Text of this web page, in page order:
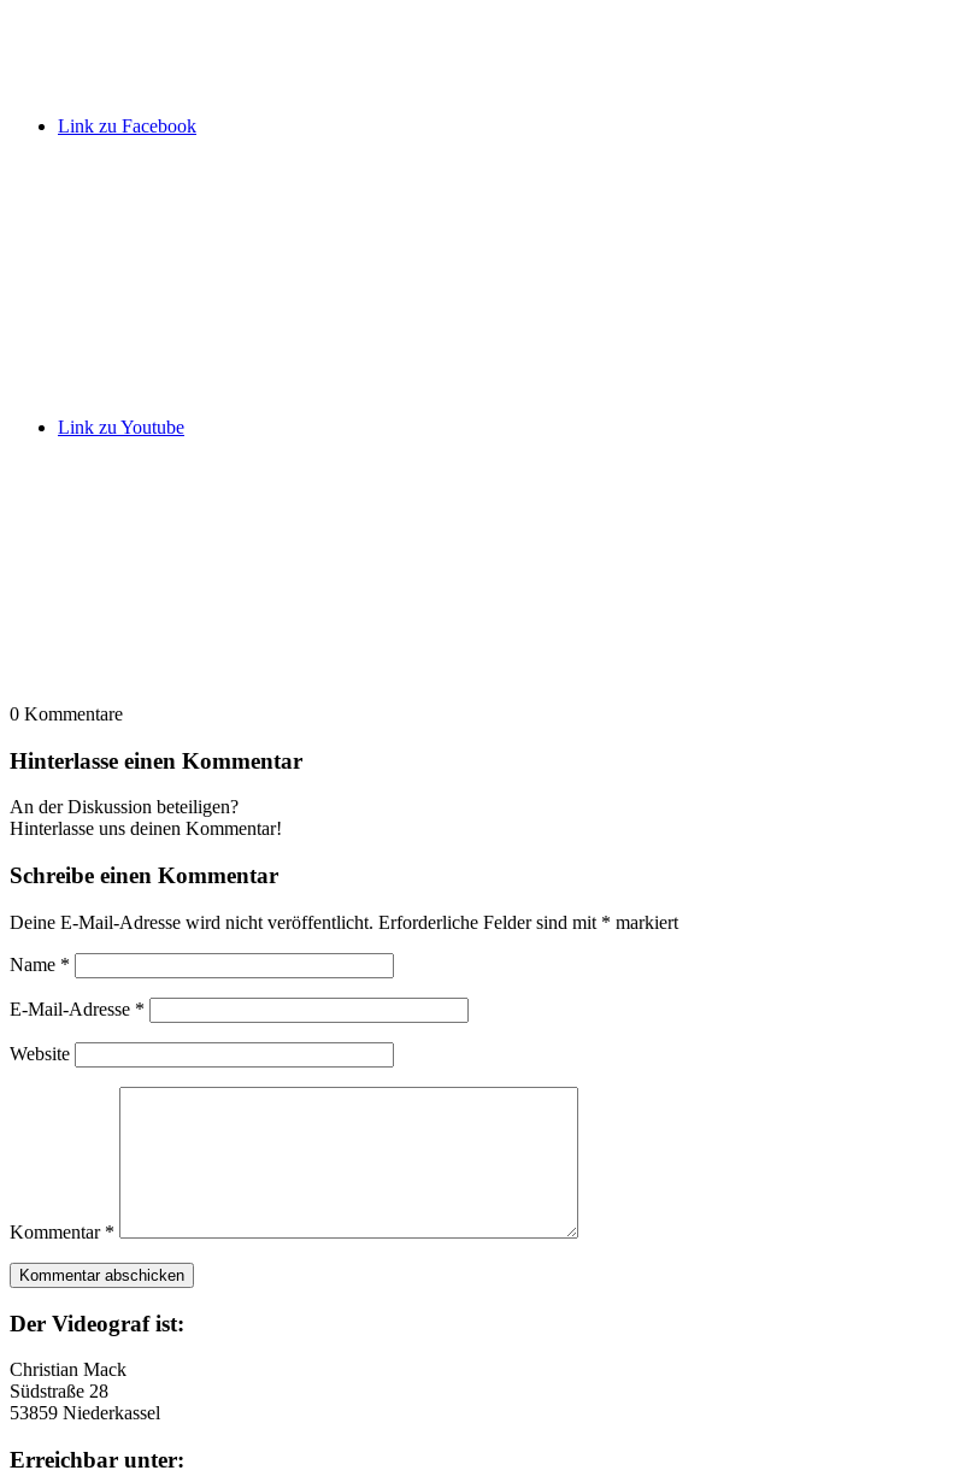
Link zu Facebook
Link zu Youtube
0 Kommentare
Hinterlasse einen Kommentar
An der Diskussion beteiligen?
Hinterlasse uns deinen Kommentar!
Schreibe einen Kommentar
Deine E-Mail-Adresse wird nicht veröffentlicht. Erforderliche Felder sind mit * markiert
Name *
E-Mail-Adresse *
Website
Kommentar *
Der Videograf ist:
Christian Mack
Südstraße 28
53859 Niederkassel
Erreichbar unter: